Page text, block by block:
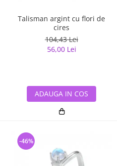
Talisman argint cu flori de
cires
104,43 Lei
56,00 Lei
ADAUGA IN COS
-46%